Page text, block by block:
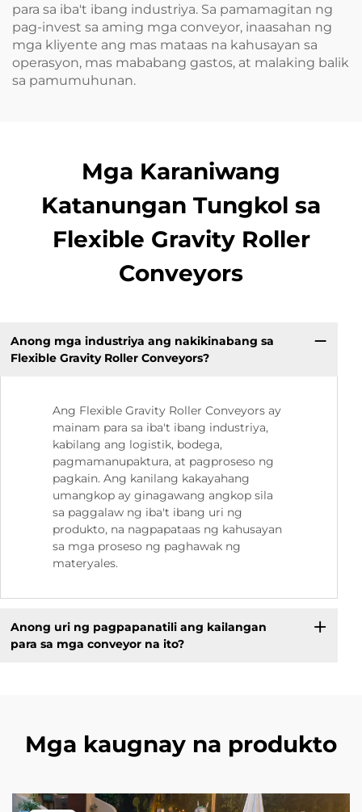
para sa iba't ibang industriya. Sa pamamagitan ng
pag-invest sa aming mga conveyor, inaasahan ng
mga kliyente ang mas mataas na kahusayan sa
operasyon, mas mababang gastos, at malaking balik
sa pamumuhunan.
Mga Karaniwang
Katanungan Tungkol sa
Flexible Gravity Roller
Conveyors
Anong mga industriya ang nakikinabang sa
Flexible Gravity Roller Conveyors?
Ang Flexible Gravity Roller Conveyors ay
mainam para sa iba't ibang industriya,
kabilang ang logistik, bodega,
pagmamanupaktura, at pagproseso ng
pagkain. Ang kanilang kakayahang
umangkop ay ginagawang angkop sila
sa paggalaw ng iba't ibang uri ng
produkto, na nagpapataas ng kahusayan
sa mga proseso ng paghawak ng
materyales.
Anong uri ng pagpapanatili ang kailangan
para sa mga conveyor na ito?
Mga kaugnay na produkto